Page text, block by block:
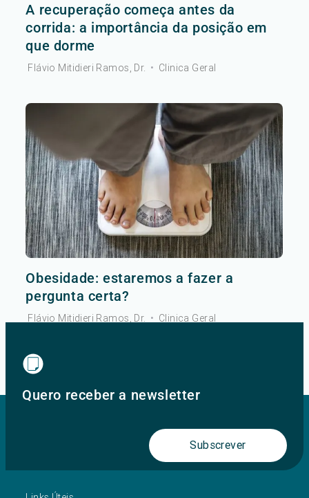
A recuperação começa antes da
corrida: a importância da posição em
que dorme
Flávio Mitidieri Ramos, Dr. • Clinica Geral
Obesidade: estaremos a fazer a
pergunta certa?
Flávio Mitidieri Ramos, Dr. • Clinica Geral
Quero receber a newsletter
Subscrever